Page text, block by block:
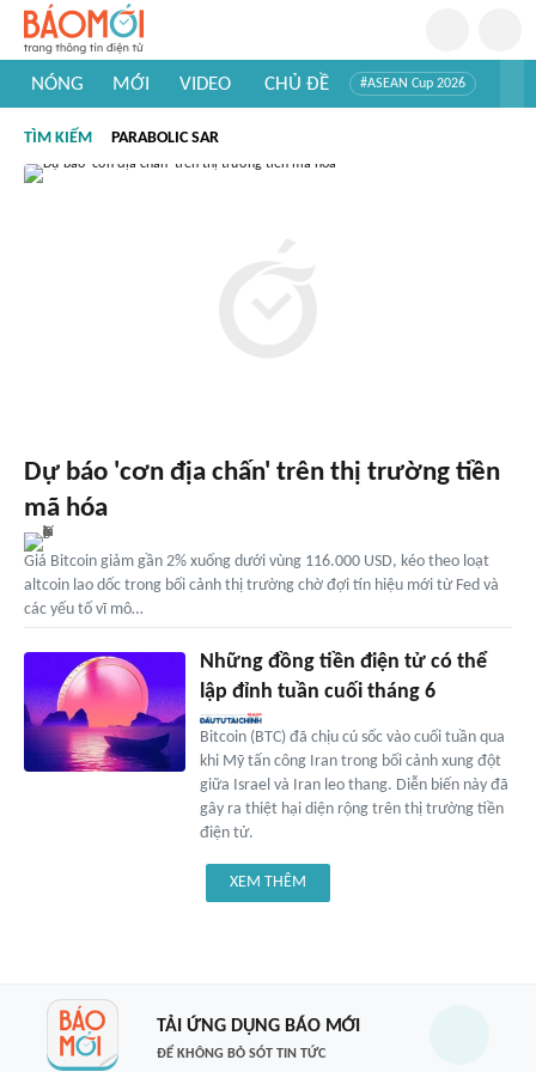
NÓNG MỚI VIDEO CHỦ ĐỀ #ASEAN Cup 2026
#Khám phá thế giới
TÌM KIẾM PARABOLIC SAR
Dự báo 'cơn địa chấn' trên thị trường tiền
mã hóa
Giá Bitcoin giảm gần 2% xuống dưới vùng 116.000 USD, kéo theo loạt
altcoin lao dốc trong bối cảnh thị trường chờ đợi tín hiệu mới từ Fed và
các yếu tố vĩ mô…
Những đồng tiền điện tử có thể
lập đỉnh tuần cuối tháng 6
Bitcoin (BTC) đã chịu cú sốc vào cuối tuần qua
khi Mỹ tấn công Iran trong bối cảnh xung đột
giữa Israel và Iran leo thang. Diễn biến này đã
gây ra thiệt hại diện rộng trên thị trường tiền
điện tử.
XEM THÊM
TẢI ỨNG DỤNG BÁO MỚI
ĐỂ KHÔNG BỎ SÓT TIN TỨC